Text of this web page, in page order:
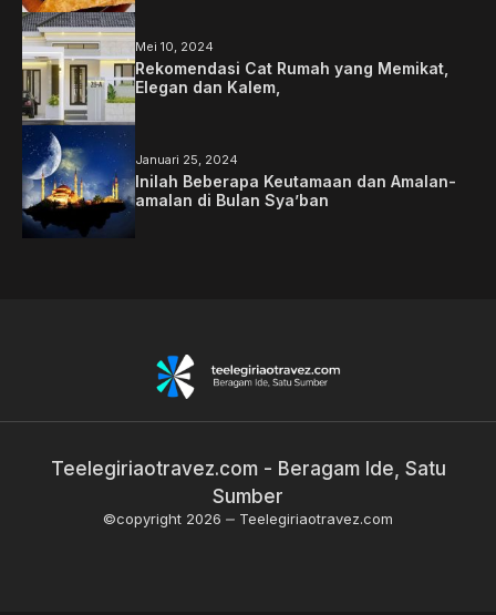
Mei 10, 2024
Rekomendasi Cat Rumah yang Memikat,
Elegan dan Kalem,
Januari 25, 2024
Inilah Beberapa Keutamaan dan Amalan-
amalan di Bulan Sya’ban
Teelegiriaotravez.com - Beragam Ide, Satu
Sumber
©copyright 2026 Teelegiriaotravez.com